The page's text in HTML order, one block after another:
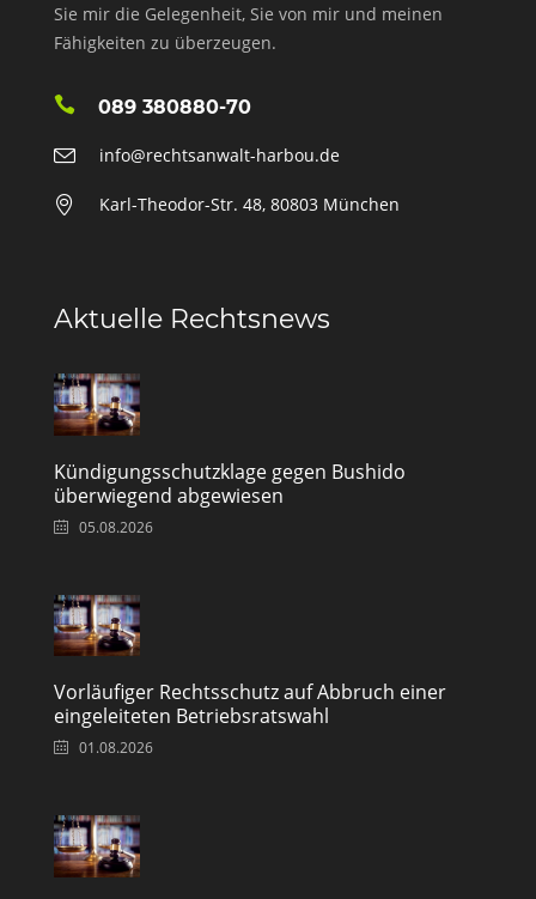
Sie mir die Gelegenheit, Sie von mir und meinen
Fähigkeiten zu überzeugen.
089 380880-70
info@rechtsanwalt-harbou.de
Karl-Theodor-Str. 48, 80803 München
Aktuelle Rechtsnews
Kündigungsschutzklage gegen Bushido
überwiegend abgewiesen
05.08.2026
Vorläufiger Rechtsschutz auf Abbruch einer
eingeleiteten Betriebsratswahl
01.08.2026